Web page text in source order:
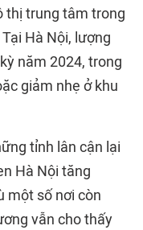
thị trung tâm trong
Hà Nội, lượng
năm 2024, trong
giảm nhẹ ở khu
tỉnh lân cận lại
Hà Nội tăng
một số nơi còn
vẫn cho thấy